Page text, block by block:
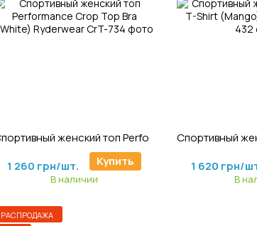
1 260 грн/шт. Купить
В наличии
1 620 грн/
В
РАСПРОДАЖА